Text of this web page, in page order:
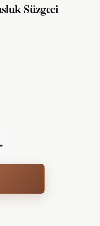
Süzgeci